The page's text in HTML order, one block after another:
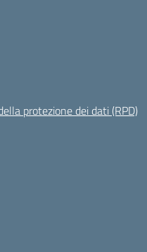
protezione dei dati (RPD)